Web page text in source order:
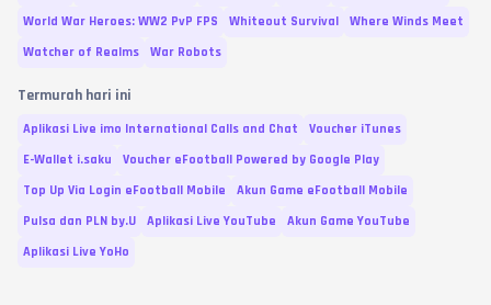
World War Heroes: WW2 PvP FPS
Whiteout Survival
Where Winds Meet
Watcher of Realms
War Robots
Termurah hari ini
Aplikasi Live imo International Calls and Chat
Voucher iTunes
E-Wallet i.saku
Voucher eFootball Powered by Google Play
Top Up Via Login eFootball Mobile
Akun Game eFootball Mobile
Pulsa dan PLN by.U
Aplikasi Live YouTube
Akun Game YouTube
Aplikasi Live YoHo